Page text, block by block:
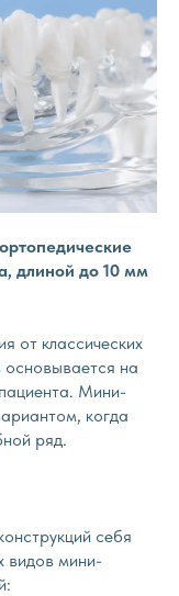
ортопедические
длиной до 10 мм
от классических
на
Мини-
когда
ряд.
себя
видов мини-